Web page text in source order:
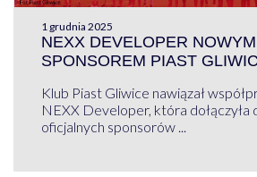
1 grudnia 2025
NEXX DEVELOPER NOWYM
SPONSOREM PIAST
Klub Piast Gliwice nawiązał
NEXX Developer, która dołączyła
oficjalnych sponsorów ...